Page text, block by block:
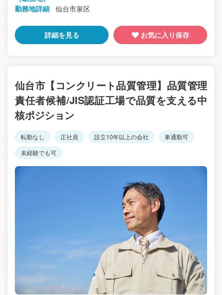
勤務地詳細 仙台市泉区
詳細を見る お気に入り保存
仙台市【コンクリート品質管理】品質管理
責任者候補/JIS認証工場で品質を支える中
核ポジション
転勤なし 正社員 設立10年以上の会社
車通勤可
未経験でも可